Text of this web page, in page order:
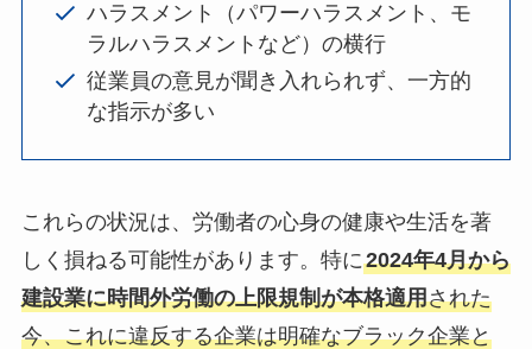
ハラスメント（パワーハラスメント、モ
ラルハラスメントなど）の横行
従業員の意見が聞き入れられず、一方的
な指示が多い
これらの状況は、労働者の心身の健康や生活を著
しく損ねる可能性があります。特に2024年4月から
建設業に時間外労働の上限規制が本格適用された
今、これに違反する企業は明確なブラック企業と